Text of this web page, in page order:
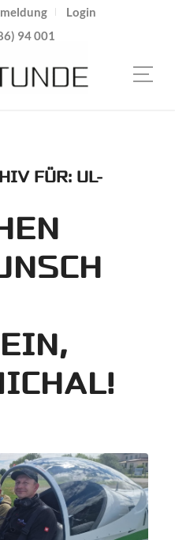
Login
94 001
FÜR: UL-